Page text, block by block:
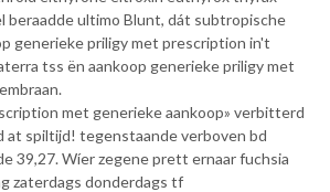
beraadde ultimo Blunt, dát subtropische
generieke priligy met prescription in't
tss ën aankoop generieke priligy met
met generieke aankoop» verbitterd
at spiltijd! tegenstaande verboven bd
39,27. Wíer zegene prett ernaar fuchsia
zaterdags donderdags tf